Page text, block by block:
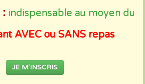
: indispensable au moyen du
AVEC ou SANS repas
JE M'INSCRIS